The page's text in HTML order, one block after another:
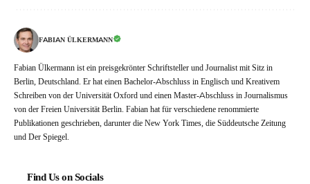
FABIAN ÜLKERMANN
Fabian Ülkermann ist ein preisgekrönter Schriftsteller und Journalist mit Sitz in
Berlin, Deutschland. Er hat einen Bachelor-Abschluss in Englisch und Kreativem
Schreiben von der Universität Oxford und einen Master-Abschluss in Journalismus
von der Freien Universität Berlin. Fabian hat für verschiedene renommierte
Publikationen geschrieben, darunter die New York Times, die Süddeutsche Zeitung
und Der Spiegel.
Find Us on Socials